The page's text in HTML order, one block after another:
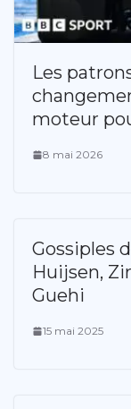
Les
moteur
8 mai 2026
Gossiples
Huijsen,
Guehi
15 mai 2025